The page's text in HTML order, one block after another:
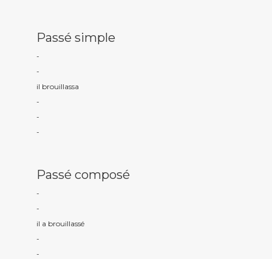
Passé simple
-
-
il brouillassa
-
-
-
Passé composé
-
-
il a brouillassé
-
-